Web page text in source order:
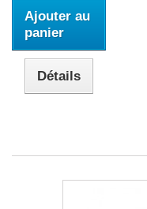
Ajouter au
panier
Détails